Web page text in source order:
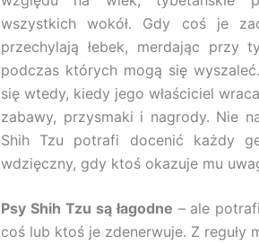
wszystkich wokół. Gdy coś je
przechylają łebek, merdając przy
podczas których mogą się
się wtedy, kiedy jego właściciel
zabawy, przysmaki i nagrody. Nie
Shih Tzu potrafi docenić każdy
wdzięczny, gdy ktoś okazuje mu
Psy Shih Tzu są łagodne – ale
coś lub ktoś je zdenerwuje. Z reguły